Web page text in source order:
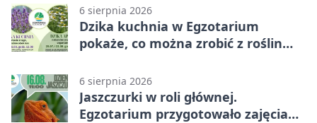
6 sierpnia 2026
Dzika kuchnia w Egzotarium
pokaże, co można zrobić z roślin
6 sierpnia 2026
Jaszczurki w roli głównej.
Egzotarium przygotowało zajęcia